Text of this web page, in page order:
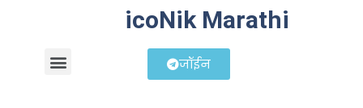
icoNik Marathi
जॉईन